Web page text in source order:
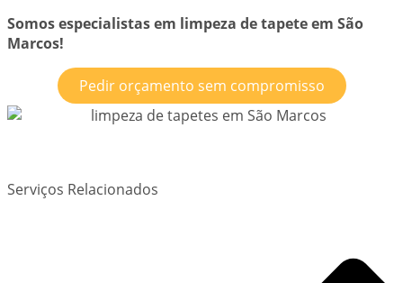
Somos especialistas em limpeza de tapete em São
Marcos!
Pedir orçamento sem compromisso
Serviços Relacionados